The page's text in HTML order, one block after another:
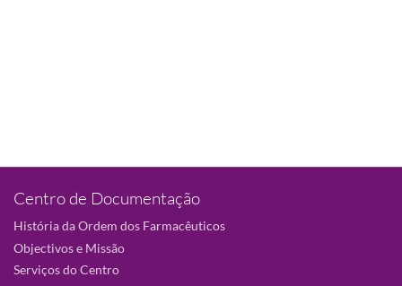
Centro de Documentação
História da Ordem dos Farmacêuticos
Objectivos e Missão
Serviços do Centro